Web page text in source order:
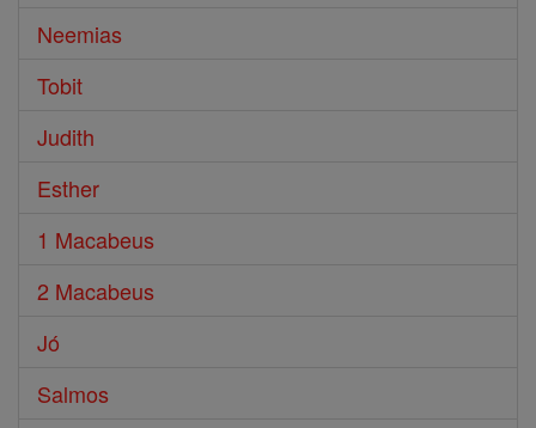
Neemias
Tobit
Judith
Esther
1 Macabeus
2 Macabeus
Jó
Salmos